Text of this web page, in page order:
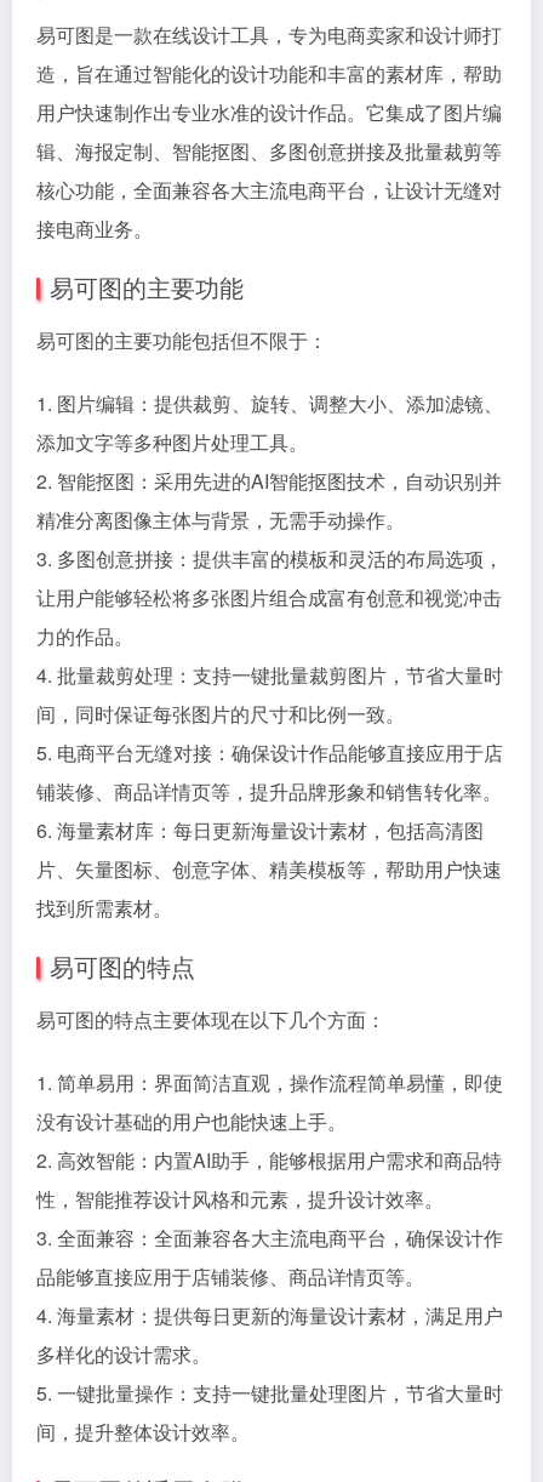
易可图是一款在线设计工具，专为电商卖家和设计师打
造，旨在通过智能化的设计功能和丰富的素材库，帮助
用户快速制作出专业水准的设计作品。它集成了图片编
辑、海报定制、智能抠图、多图创意拼接及批量裁剪等
核心功能，全面兼容各大主流电商平台，让设计无缝对
接电商业务。
易可图的主要功能
易可图的主要功能包括但不限于：
1. 图片编辑：提供裁剪、旋转、调整大小、添加滤镜、
添加文字等多种图片处理工具。
2. 智能抠图：采用先进的AI智能抠图技术，自动识别并
精准分离图像主体与背景，无需手动操作。
3. 多图创意拼接：提供丰富的模板和灵活的布局选项，
让用户能够轻松将多张图片组合成富有创意和视觉冲击
力的作品。
4. 批量裁剪处理：支持一键批量裁剪图片，节省大量时
间，同时保证每张图片的尺寸和比例一致。
5. 电商平台无缝对接：确保设计作品能够直接应用于店
铺装修、商品详情页等，提升品牌形象和销售转化率。
6. 海量素材库：每日更新海量设计素材，包括高清图
片、矢量图标、创意字体、精美模板等，帮助用户快速
找到所需素材。
易可图的特点
易可图的特点主要体现在以下几个方面：
1. 简单易用：界面简洁直观，操作流程简单易懂，即使
没有设计基础的用户也能快速上手。
2. 高效智能：内置AI助手，能够根据用户需求和商品特
性，智能推荐设计风格和元素，提升设计效率。
3. 全面兼容：全面兼容各大主流电商平台，确保设计作
品能够直接应用于店铺装修、商品详情页等。
4. 海量素材：提供每日更新的海量设计素材，满足用户
多样化的设计需求。
5. 一键批量操作：支持一键批量处理图片，节省大量时
间，提升整体设计效率。